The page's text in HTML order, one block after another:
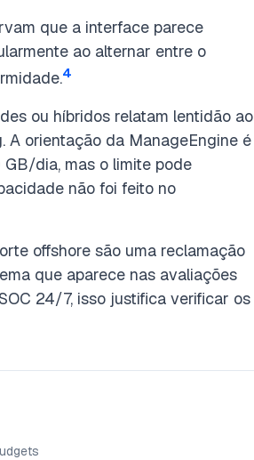
que a interface parece
ao alternar entre o
4
ou híbridos relatam lentidão ao
A orientação da ManageEngine é
dia, mas o limite pode
não foi feito no
offshore são uma reclamação
que aparece nas avaliações
24/7, isso justifica verificar os